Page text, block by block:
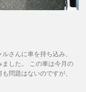
さんに車を持ち込み、
した。 この車は今月の
問題はないのですが、